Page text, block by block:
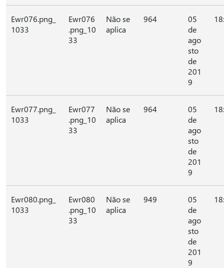
Ewr076.png_
1033
Ewr076
.png_10
33
Não se
aplica
964
05
de
ago
sto
de
201
9
Ewr077.png_
1033
Ewr077
.png_10
33
Não se
aplica
964
05
de
ago
sto
de
201
9
Ewr080.png_
1033
Ewr080
.png_10
33
Não se
aplica
949
05
de
ago
sto
de
201
9